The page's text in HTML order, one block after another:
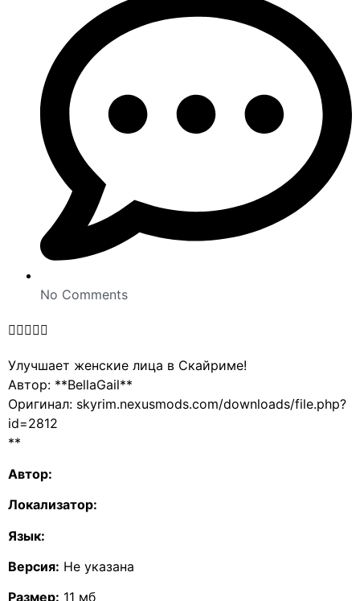
No Comments

Улучшает женские лица в Скайриме!
Автор: **BellaGail**
Оригинал: skyrim.nexusmods.com/downloads/file.php?
id=2812
**
Автор:
Локализатор:
Язык:
Версия: Не указана
Размер: 11 мб